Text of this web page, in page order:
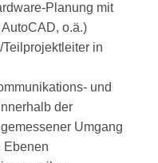
Planung mit
o.ä.)
in
und
der
Umgang
Ebenen